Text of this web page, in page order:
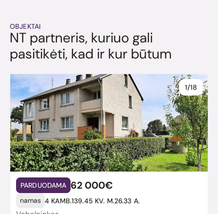
OBJEKTAI
NT partneris, kuriuo gali
pasitikėti, kad ir kur būtum
1/18
PARDUODAMA 62 000€
namas 4 KAMB.139.45 KV. M.26.33 A.